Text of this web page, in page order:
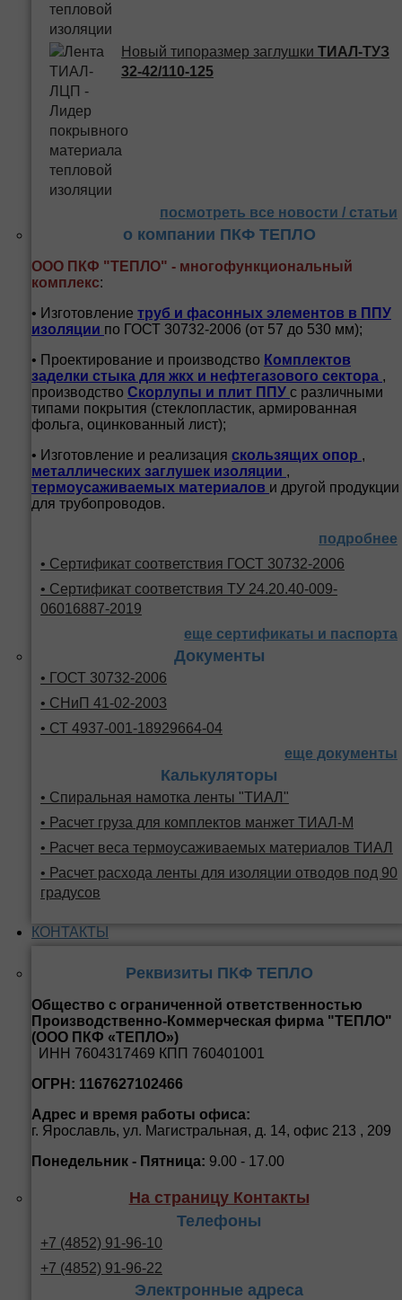
Новый типоразмер заглушки ТИАЛ-ТУЗ
32-42/110-125
посмотреть все новости / статьи
о компании ПКФ ТЕПЛО
ООО ПКФ "ТЕПЛО" - многофункциональный
комплекс:
• Изготовление труб и фасонных элементов в ППУ
изоляции по ГОСТ 30732-2006 (от 57 до 530 мм);
• Проектирование и производство Комплектов
заделки стыка для жкх и нефтегазового сектора ,
производство Скорлупы и плит ППУ с различными
типами покрытия (стеклопластик, армированная
фольга, оцинкованный лист);
• Изготовление и реализация скользящих опор ,
металлических заглушек изоляции ,
термоусаживаемых материалов и другой продукции
для трубопроводов.
подробнее
• Сертификат соответствия ГОСТ 30732-2006
• Сертификат соответствия ТУ 24.20.40-009-
06016887-2019
еще сертификаты и паспорта
Документы
• ГОСТ 30732-2006
• СНиП 41-02-2003
• СТ 4937-001-18929664-04
еще документы
Калькуляторы
• Спиральная намотка ленты "ТИАЛ"
• Расчет груза для комплектов манжет ТИАЛ-М
• Расчет веса термоусаживаемых материалов ТИАЛ
• Расчет расхода ленты для изоляции отводов под 90
градусов
КОНТАКТЫ
Реквизиты ПКФ ТЕПЛО
Общество с ограниченной ответственностью
Производственно-Коммерческая фирма "ТЕПЛО"
(ООО ПКФ «ТЕПЛО»)
ИНН 7604317469 КПП 760401001
ОГРН: 1167627102466
Адрес и время работы офиса:
г. Ярославль, ул. Магистральная, д. 14, офис 213 , 209
Понедельник - Пятница: 9.00 - 17.00
На страницу Контакты
Телефоны
+7 (4852) 91-96-10
+7 (4852) 91-96-22
Электронные адреса